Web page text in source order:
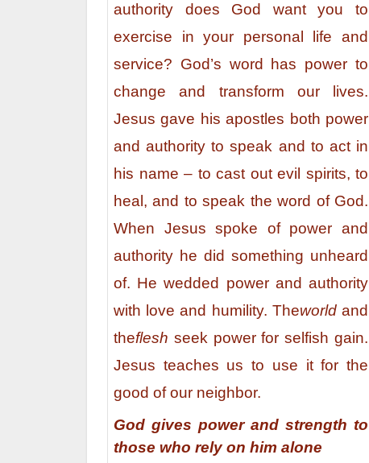
authority does God want you to
exercise in your personal life and
service? God’s word has power to
change and transform our lives.
Jesus gave his apostles both power
and authority to speak and to act in
his name – to cast out evil spirits, to
heal, and to speak the word of God.
When Jesus spoke of power and
authority he did something unheard
of. He wedded power and authority
with love and humility. Theworldand
theflesh seek power for selfish gain.
Jesus teaches us to use it for the
good of our neighbor.
God gives power and strength to
those who rely on him alone